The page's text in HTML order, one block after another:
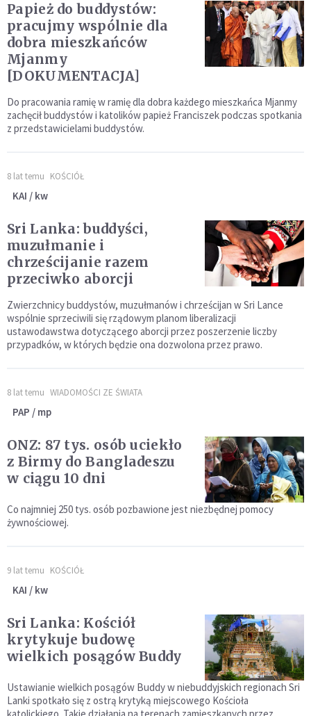
Papież do buddystów:
pracujmy wspólnie dla
dobra mieszkańców
Mjanmy
[DOKUMENTACJA]
Do pracowania ramię w ramię dla dobra każdego mieszkańca Mjanmy
zachęcił buddystów i katolików papież Franciszek podczas spotkania
z przedstawicielami buddystów.
8 lat temu KOŚCIÓŁ
KAI / kw
Sri Lanka: buddyści,
muzułmanie i
chrześcijanie razem
przeciwko aborcji
Zwierzchnicy buddystów, muzułmanów i chrześcijan w Sri Lance
wspólnie sprzeciwili się rządowym planom liberalizacji
ustawodawstwa dotyczącego aborcji przez poszerzenie liczby
przypadków, w których będzie ona dozwolona przez prawo.
8 lat temu WIADOMOŚCI ZE ŚWIATA
PAP / mp
ONZ: 87 tys. osób uciekło
z Birmy do Bangladeszu
w ciągu 10 dni
Co najmniej 250 tys. osób pozbawione jest niezbędnej pomocy
żywnościowej.
9 lat temu KOŚCIÓŁ
KAI / kw
Sri Lanka: Kościół
krytykuje budowę
wielkich posągów Buddy
Ustawianie wielkich posągów Buddy w niebuddyjskich regionach Sri
Lanki spotkało się z ostrą krytyką miejscowego Kościoła